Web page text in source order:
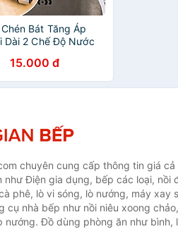
Bát Tăng Áp
Dài 2 Chế Độ Nước
, Không Rỉ Sét Phù
Mọi Gia Đình
15.000 đ
chuyên cung cấp thông tin giá
như Điện gia dụng, bếp các loại, nồi
phê, lò vi sóng, lò nướng, máy xay
cụ nhà bếp như nồi niêu xoong
nướng. Đồ dùng phòng ăn như bình,